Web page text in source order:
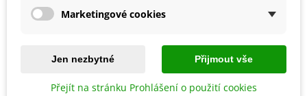
Marketingové cookies
Jen nezbytné Přijmout vše
Přejít na stránku Prohlášení o použití cookies